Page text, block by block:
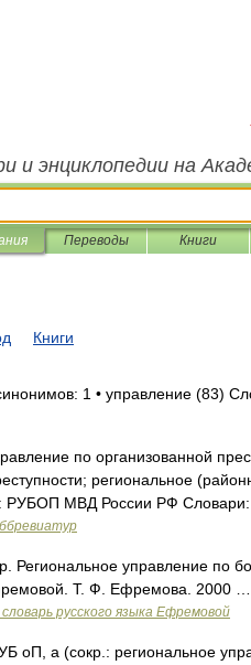
и энциклопедии на
Переводы Книги
Книги
1 • управление (83)
по организованной
региональное
РУБОП МВД России РФ
Региональное управление по
Т. Ф. Ефремова. 2000 …
русского языка Ефремовой
оП, а (сокр.: региональное